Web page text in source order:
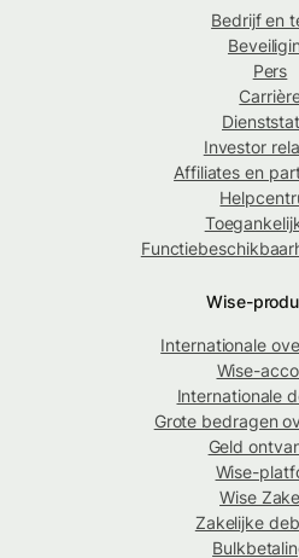
Bedrijf en
Pers
Investor
Affiliates en
Wise-
Internationale
Wise-
Internationale
Grote bedragen
Geld
Wise-
Wise
Zakelijke